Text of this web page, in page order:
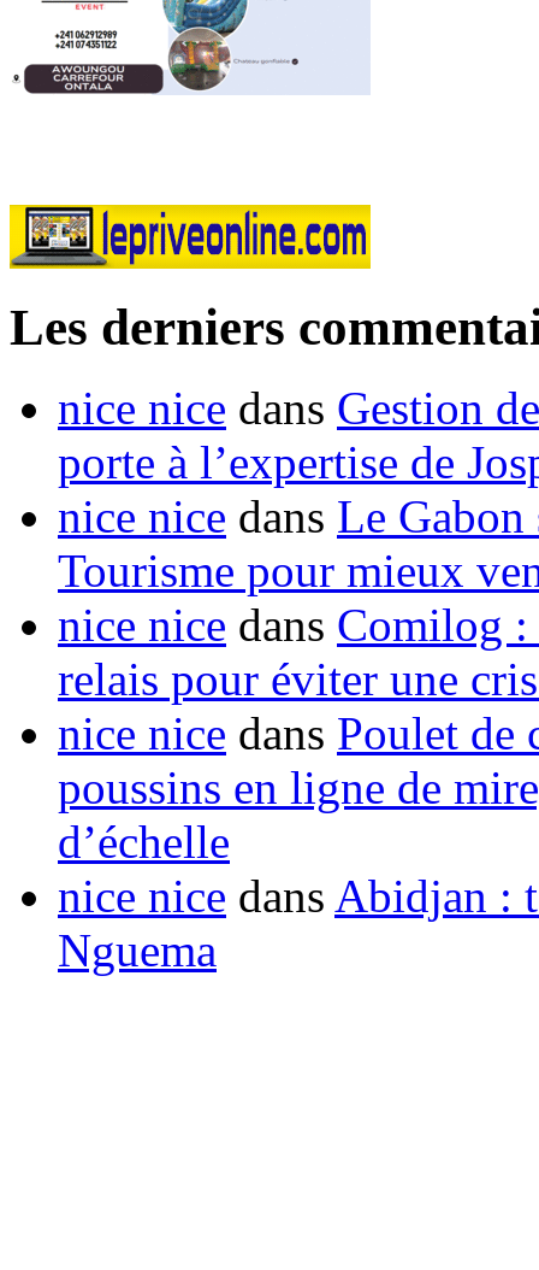
Les derniers
nice nice dans Gestion
porte à l’expertise de
nice nice dans Le Gabon
Tourisme pour mieux
nice nice dans Comilog :
relais pour éviter une
nice nice dans Poulet de
poussins en ligne de
d’échelle
nice nice dans Abidjan :
Nguema